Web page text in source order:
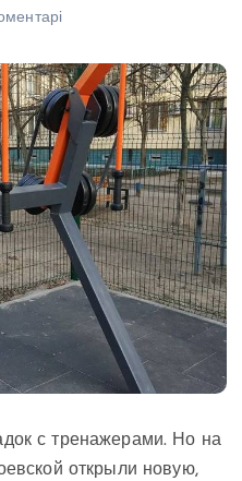
с тренажерами. Но на
открыли новую,